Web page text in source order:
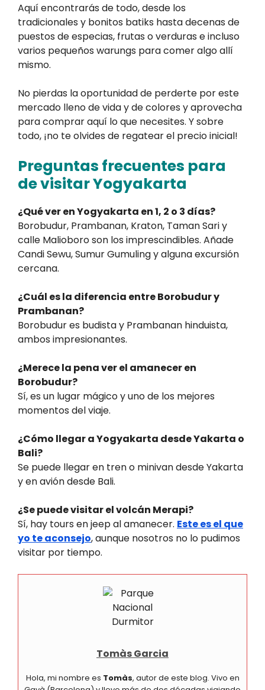
Aquí encontrarás de todo, desde los
tradicionales y bonitos batiks hasta decenas de
puestos de especias, frutas o verduras e incluso
varios pequeños warungs para comer algo allí
mismo.
No pierdas la oportunidad de perderte por este
mercado lleno de vida y de colores y aprovecha
para comprar aquí lo que necesites. Y sobre
todo, ¡no te olvides de regatear el precio inicial!
Preguntas frecuentes para
de visitar Yogyakarta
¿Qué ver en Yogyakarta en 1, 2 o 3 días?
Borobudur, Prambanan, Kraton, Taman Sari y
calle Malioboro son los imprescindibles. Añade
Candi Sewu, Sumur Gumuling y alguna excursión
cercana.
¿Cuál es la diferencia entre Borobudur y
Prambanan?
Borobudur es budista y Prambanan hinduista,
ambos impresionantes.
¿Merece la pena ver el amanecer en
Borobudur?
Sí, es un lugar mágico y uno de los mejores
momentos del viaje.
¿Cómo llegar a Yogyakarta desde Yakarta o
Bali?
Se puede llegar en tren o minivan desde Yakarta
y en avión desde Bali.
¿Se puede visitar el volcán Merapi?
Sí, hay tours en jeep al amanecer. Este es el que
yo te aconsejo, aunque nosotros no lo pudimos
visitar por tiempo.
Tomàs Garcia
Hola, mi nombre es Tomàs, autor de este blog. Vivo en